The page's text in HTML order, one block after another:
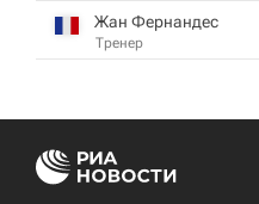
Жан Фернандес
Тренер